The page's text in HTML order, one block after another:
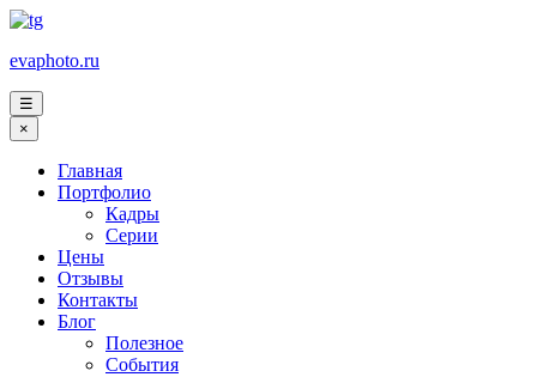
evaphoto.ru
☰
×
Главная
Портфолио
Кадры
Серии
Цены
Отзывы
Контакты
Блог
Полезное
События